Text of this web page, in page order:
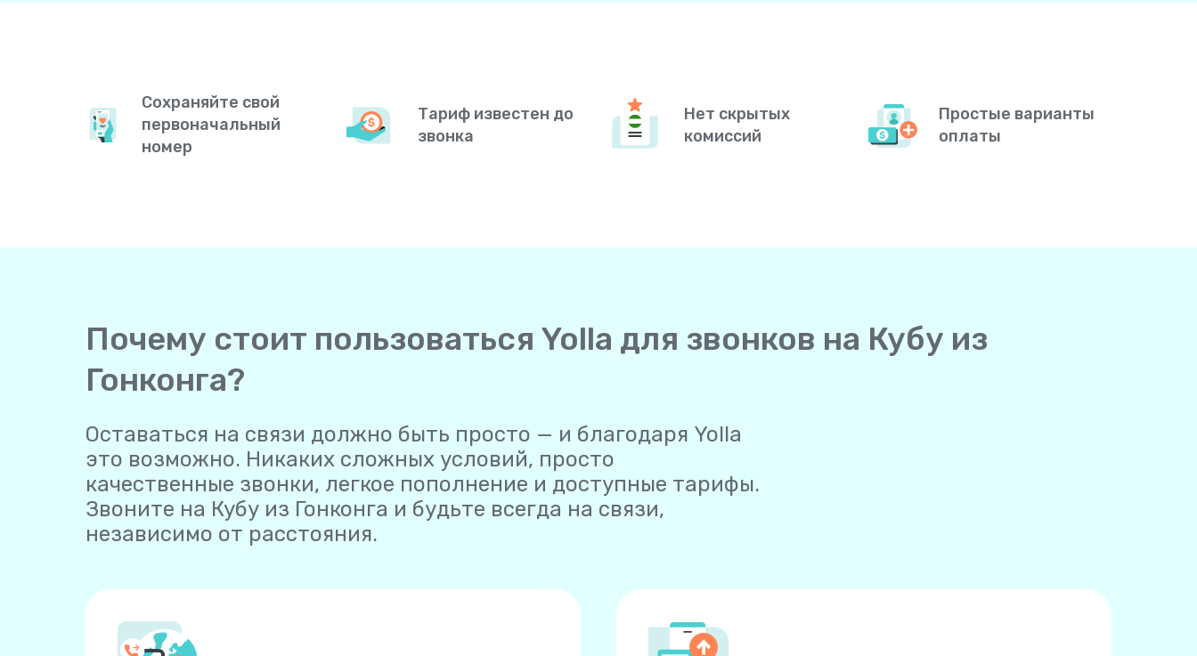
Сохраняйте свой
первоначальный
номер
Тариф известен до
звонка
Нет скрытых
комиссий
Простые варианты
оплаты
Почему стоит пользоваться Yolla для звонков на Кубу из
Гонконга?
Оставаться на связи должно быть просто — и благодаря Yolla
это возможно. Никаких сложных условий, просто
качественные звонки, легкое пополнение и доступные тарифы.
Звоните на Кубу из Гонконга и будьте всегда на связи,
независимо от расстояния.